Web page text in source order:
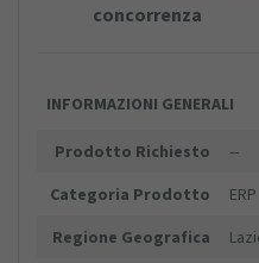
concorrenza
INFORMAZIONI GENERALI
Prodotto Richiesto
--
Categoria Prodotto
ERP
Regione Geografica